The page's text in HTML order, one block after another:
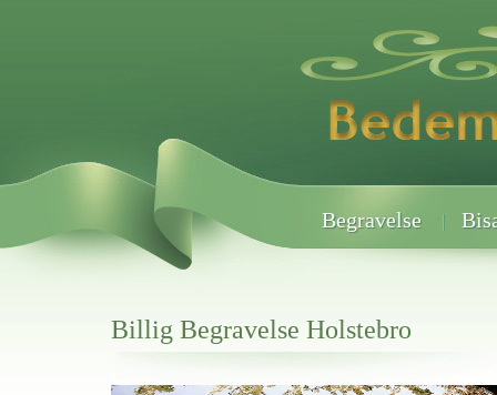
Begravelse
Billig Begravelse Holstebro